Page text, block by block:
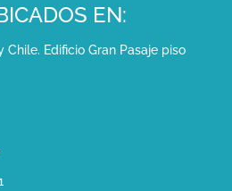
EN:
Chile. Edificio Gran Pasaje piso